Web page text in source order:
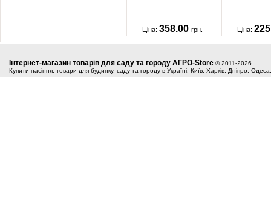
Ціна: 358.00 грн. Ціна:
Інтернет-магазин товарів для саду та городу АГРО-Store © 2011-2026
Купити насіння, товари для будинку, саду та городу в Україні: Київ, Харків, Дніпро,